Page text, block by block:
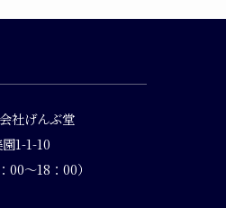
社げんぶ堂
1-1-10
～18：00）